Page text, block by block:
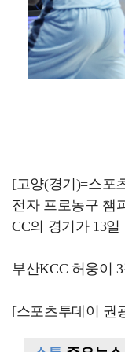
[고양(경기)=스포
전자 프로농구 챔
CC의 경기가 13
부산KCC 허웅이
[스포츠투데이 권